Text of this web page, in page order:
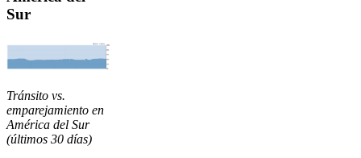
Sur
Tránsito vs.
emparejamiento en
América del Sur
(últimos 30 días)